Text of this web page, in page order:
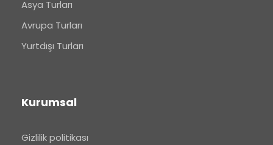
Asya Turları
Avrupa Turları
Yurtdışı Turları
Kurumsal
Gizlilik politikası